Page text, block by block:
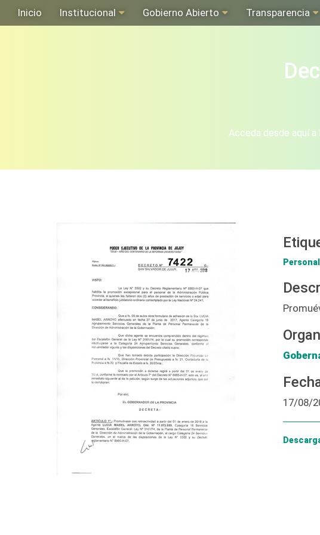
Inicio Institucional Gobierno Abierto Transparencia
Acceda desde aquí
Personal
17/08/